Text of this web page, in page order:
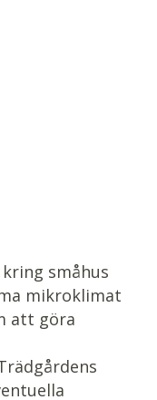
småhus
mikroklimat
att göra